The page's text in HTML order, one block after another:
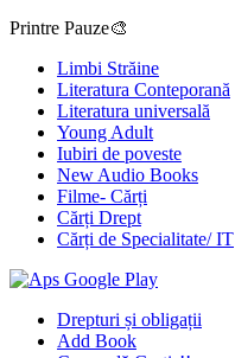
Printre Pauze🎨
Limbi Străine
Literatura Conteporană
Literatura universală
Young Adult
Iubiri de poveste
New Audio Books
Filme- Cărți
Cărți Drept
Cărți de Specialitate/ IT
Drepturi și obligații
Add Book